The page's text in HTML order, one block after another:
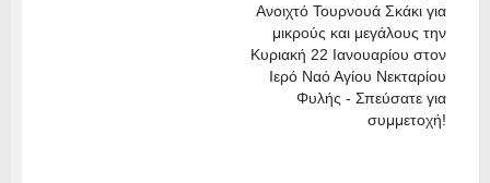
Ανοιχτό Τουρνουά Σκάκι για
μικρούς και μεγάλους την
Κυριακή 22 Ιανουαρίου στον
Ιερό Ναό Αγίου Νεκταρίου
Φυλής - Σπεύσατε για
συμμετοχή!